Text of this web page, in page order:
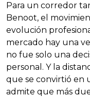
Para un corredor
Benoot, el
evolución
mercado hay una
no fue solo una
personal. Y la
que se convirtió en
admite que más